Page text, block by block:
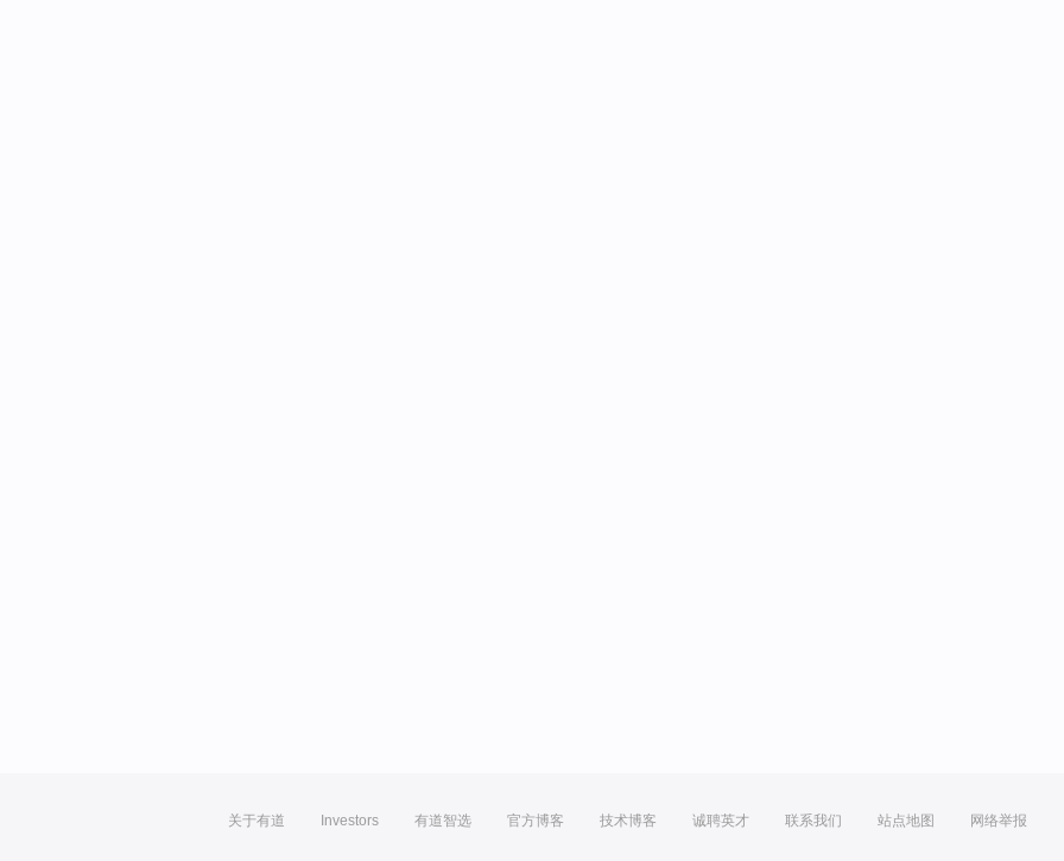
关于有道 Investors 有道智选 官方博客 技术博客 诚聘英才 联系我们 站点地图 网络举报